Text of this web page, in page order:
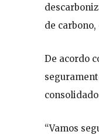
de
De acordo
“Vamos